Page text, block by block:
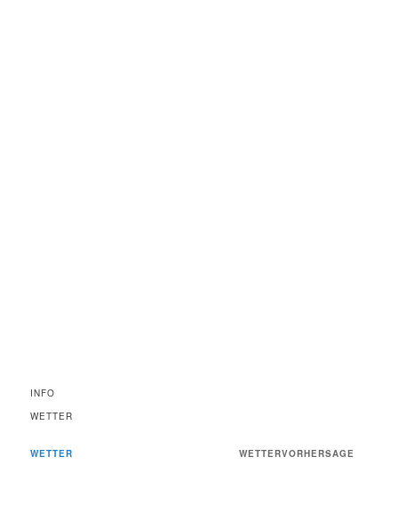
INFO
WETTER
WETTER WETTERVORHERSAGE